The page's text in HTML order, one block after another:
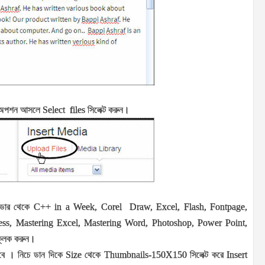
অপশন আসলে Select filesসিলেক্ট করুন।
থেকে C++ in a Week, Corel
Draw, Excel, Flash, Fontpage,
Mastering Excel, Mastering Word, Photoshop, Power Point,
করুন।
। নিচে ডান দিকে Sizeথেকে Thumbnails-150X150সিলেক্ট করেInsert